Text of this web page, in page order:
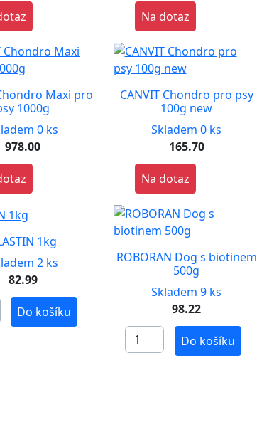
Na dotaz
Maxi pro
1000g
0 ks
978.00
CANVIT Chondro pro psy
100g new
Skladem 0 ks
165.70
Na dotaz
1kg
2 ks
82.99
Do košíku
ROBORAN Dog s biotinem
500g
Skladem 9 ks
98.22
Do košíku